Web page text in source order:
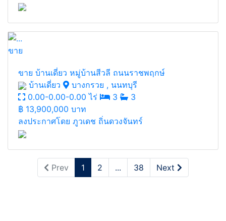
ขาย
ขาย บ้านเดี่ยว หมู่บ้านสีวลี ถนนราชพฤกษ์
บ้านเดี่ยว
บางกรวย , นนทบุรี
0.00-0.00-0.00 ไร่
3
3
฿ 13,900,000 บาท
ลงประกาศโดย ภูวเดช ถิ่นดวงจันทร์
Prev 1 2 ... 38 Next